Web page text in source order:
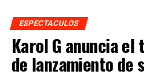
ESPECTACULOS
Karol G anuncia
de lanzamiento de